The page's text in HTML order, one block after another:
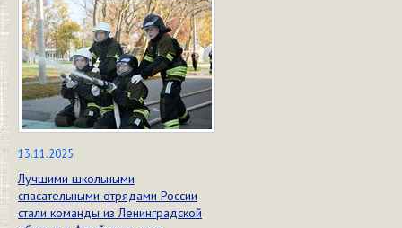
13.11.2025
Лучшими школьными
спасательными отрядами России
стали команды из Ленинградской